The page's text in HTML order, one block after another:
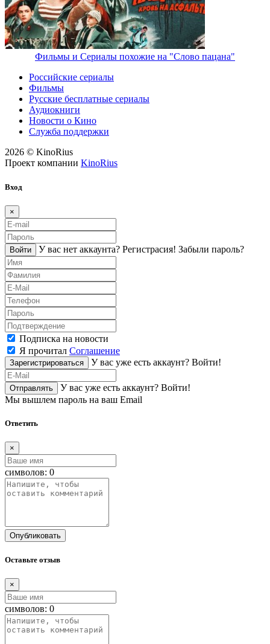
Фильмы и Сериалы похожие на "Слово пацана"
Российские сериалы
Фильмы
Русские бесплатные сериалы
Аудиокниги
Новости о Кино
Служба поддержки
2026 © KinoRius
Проект компании KinoRius
Вход
×
Войти У вас нет аккаунта? Регистраcия! Забыли пароль?
Подписка на новости
Я прочитал Соглашение
Зарегистрироваться У вас уже есть аккаунт? Войти!
Отправлять У вас уже есть аккаунт? Войти!
Мы вышлем пароль на ваш Email
Ответить
×
символов: 0
Опубликовать
Оставьте отзыв
×
символов: 0